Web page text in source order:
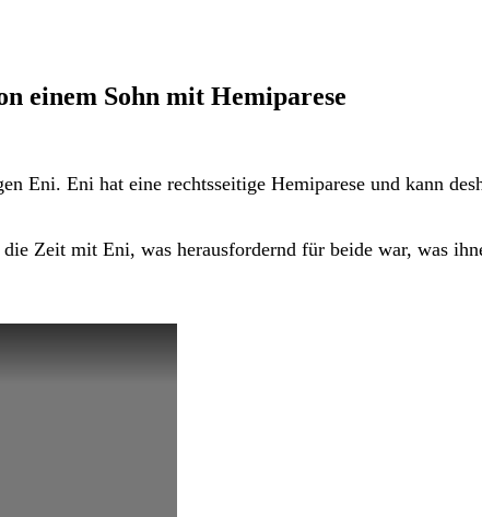
einem Sohn mit Hemiparese
Eni. Eni hat eine rechtsseitige Hemiparese und kann
Zeit mit Eni, was herausfordernd für beide war, was